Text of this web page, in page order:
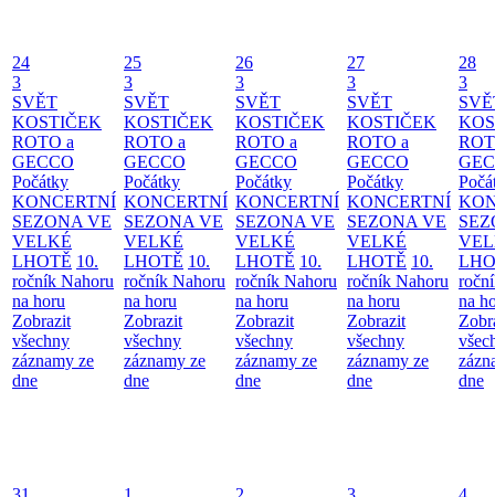
24
3
SVĚT
KOSTIČEK
ROTO a
GECCO
Počátky
KONCERTNÍ
SEZONA VE
VELKÉ
LHOTĚ 10.
ročník Nahoru
na horu
Zobrazit
všechny
záznamy ze
dne
25
3
SVĚT
KOSTIČEK
ROTO a
GECCO
Počátky
KONCERTNÍ
SEZONA VE
VELKÉ
LHOTĚ 10.
ročník Nahoru
na horu
Zobrazit
všechny
záznamy ze
dne
26
3
SVĚT
KOSTIČEK
ROTO a
GECCO
Počátky
KONCERTNÍ
SEZONA VE
VELKÉ
LHOTĚ 10.
ročník Nahoru
na horu
Zobrazit
všechny
záznamy ze
dne
27
3
SVĚT
KOSTIČEK
ROTO a
GECCO
Počátky
KONCERTNÍ
SEZONA VE
VELKÉ
LHOTĚ 10.
ročník Nahoru
na horu
Zobrazit
všechny
záznamy ze
dne
28
3
na
dne